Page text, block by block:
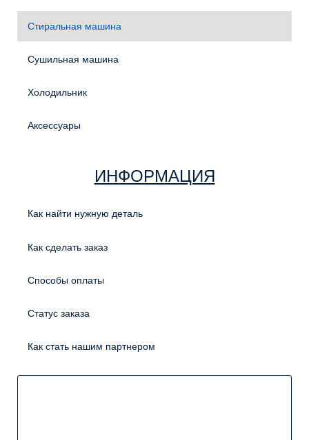
Стиральная машина
Сушильная машина
Холодильник
Аксессуары
ИНФОРМАЦИЯ
Как найти нужную деталь
Как сделать заказ
Способы оплаты
Статус заказа
Как стать нашим партнером